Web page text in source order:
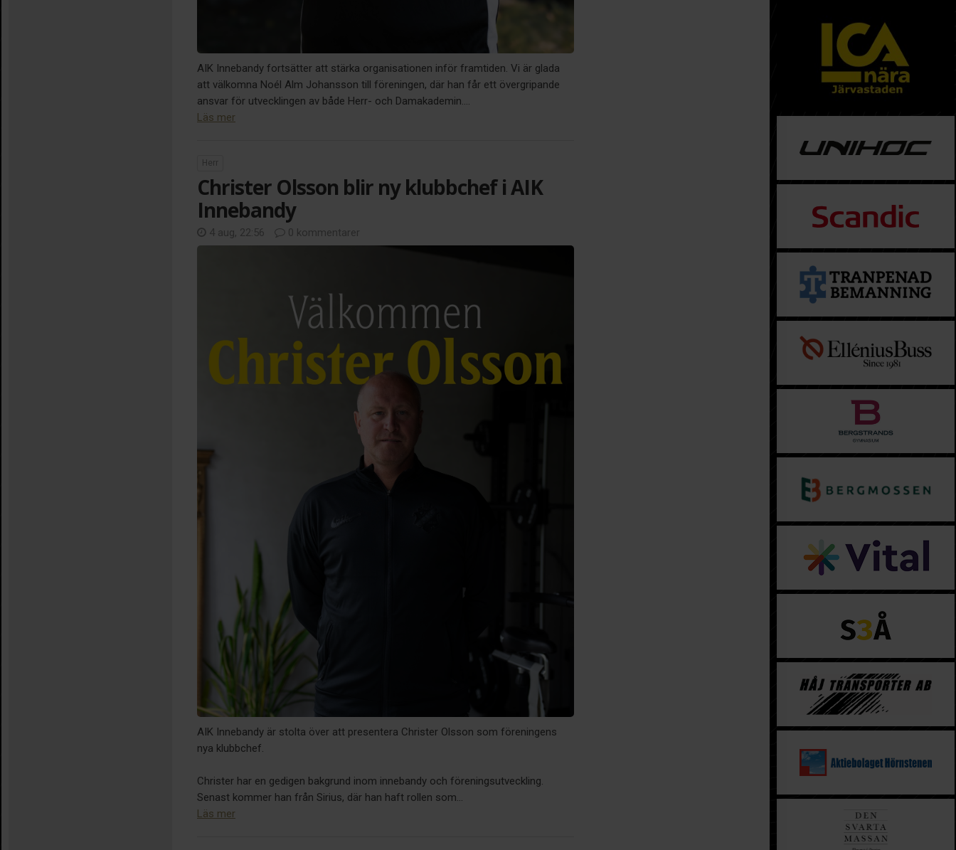
AIK Innebandy fortsätter att stärka organisationen inför framtiden. Vi är glada
att välkomna Noél Alm Johansson till föreningen, där han får ett övergripande
ansvar för utvecklingen av både Herr- och Damakademin....
Läs mer
Herr
Christer Olsson blir ny klubbchef i AIK
Innebandy
4 aug, 22:56 0 kommentarer
AIK Innebandy är stolta över att presentera Christer Olsson som föreningens
nya klubbchef.
Christer har en gedigen bakgrund inom innebandy och föreningsutveckling.
Senast kommer han från Sirius, där han haft rollen som...
Läs mer